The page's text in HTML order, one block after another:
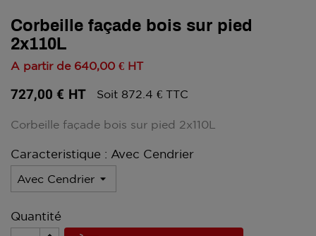
Corbeille façade bois sur pied
2x110L
A partir de 640,00 € HT
727,00 € HT Soit 872.4 € TTC
Corbeille façade bois sur pied 2x110L
Caracteristique : Avec Cendrier
Quantité